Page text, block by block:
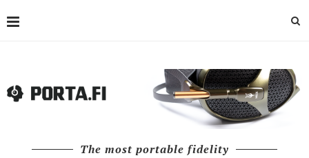
The most portable fidelity